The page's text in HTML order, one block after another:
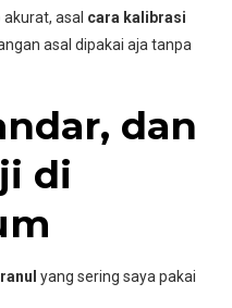
asal cara kalibrasi
asal dipakai aja tanpa
dan
di
yang sering saya pakai